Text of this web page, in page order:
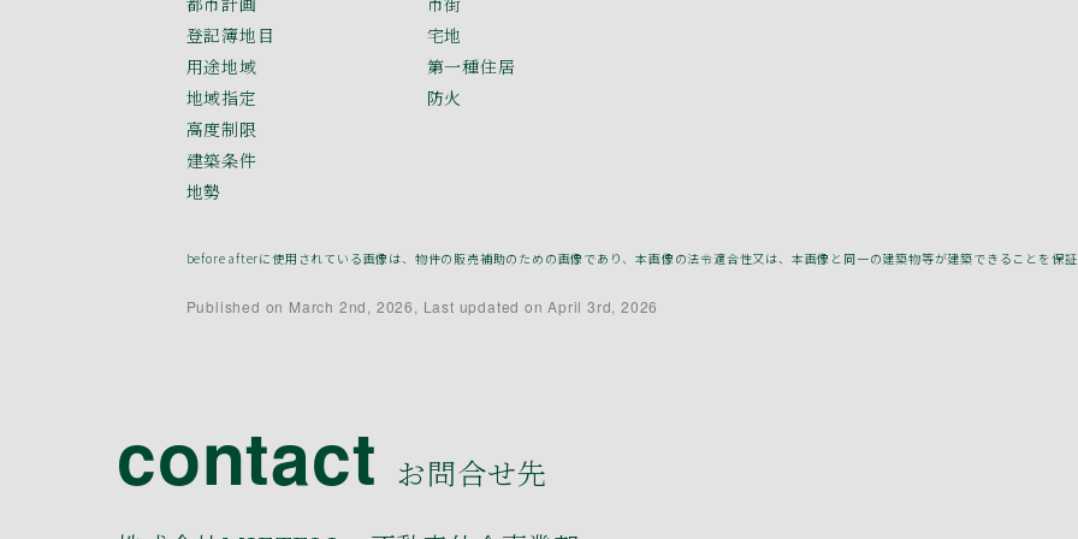
登記簿地目
宅地
用途地域
第一種住居
地域指定
防火
高度制限
建築条件
地勢
before afterに使用されている画像は、物件の販売補助のための画像であり、本画像の法令適合性又は、本画像と同一の建築物等が建築できることを保証
Published on March 2nd, 2026, Last updated on April 3rd, 2026
contact お問合せ先